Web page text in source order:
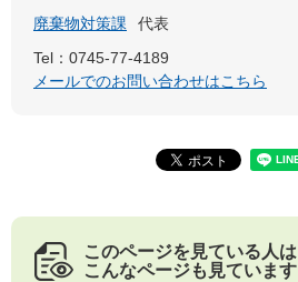
廃棄物対策課
代表
Tel：0745-77-4189
メールでのお問い合わせはこちら
このページを見ている人は
こんなページも見ています